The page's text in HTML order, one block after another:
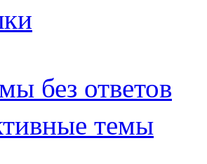
без ответов
темы